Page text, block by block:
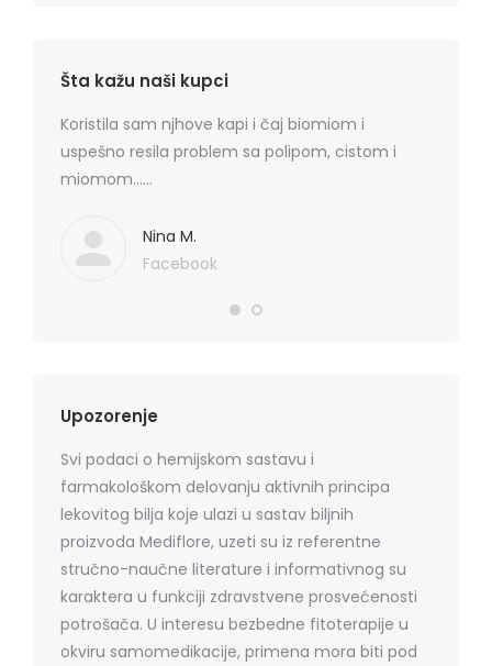
Šta kažu naši kupci
Koristila sam njhove kapi i čaj biomiom i
uspešno resila problem sa polipom, cistom i
miomom……
Nina M.
Facebook
Upozorenje
Svi podaci o hemijskom sastavu i
farmakološkom delovanju aktivnih principa
lekovitog bilja koje ulazi u sastav biljnih
proizvoda Mediflore, uzeti su iz referentne
stručno-naučne literature i informativnog su
karaktera u funkciji zdravstvene prosvećenosti
potrošača. U interesu bezbedne fitoterapije u
okviru samomedikacije, primena mora biti pod